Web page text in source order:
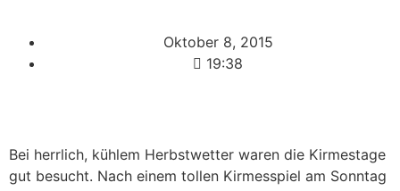
Oktober 8, 2015
19:38
Bei herrlich, kühlem Herbstwetter waren die Kirmestage
gut besucht. Nach einem tollen Kirmesspiel am Sonntag